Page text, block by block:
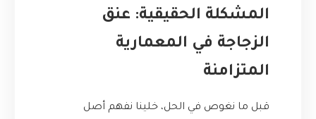
المشكلة الحقيقية: عنق
الزجاجة في المعمارية
المتزامنة
قبل ما نغوص في الحل، خلينا نفهم أصل